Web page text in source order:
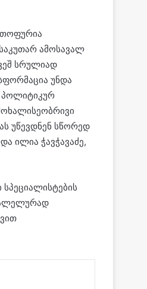
თოფურია
ამოსავალ
სრულიად
უნდა
პოლიტიკურ
უწევდნენ სწორედ
ილია ჭავჭავაძე,